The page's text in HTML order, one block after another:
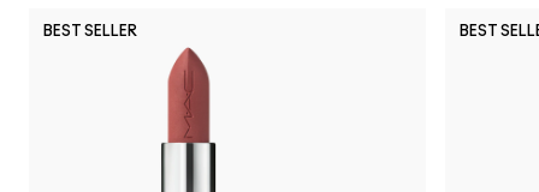
BEST SELLER BEST